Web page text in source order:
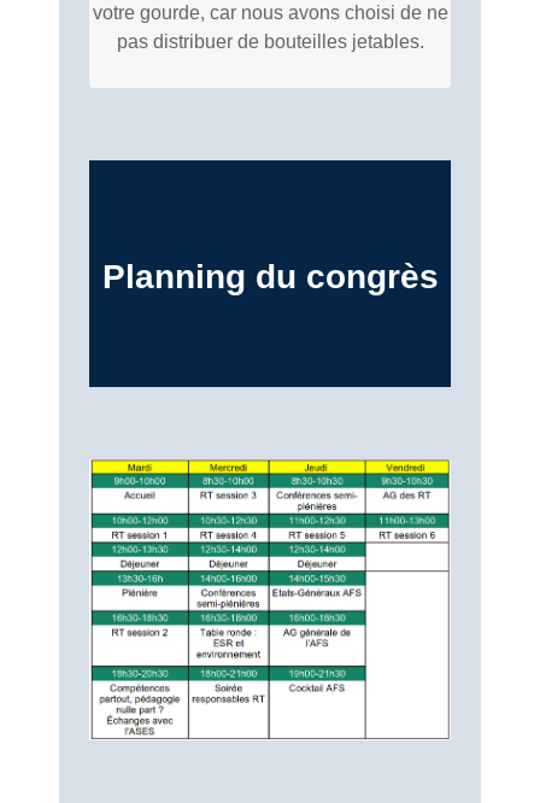
votre gourde, car nous avons choisi de ne
pas distribuer de bouteilles jetables.
Planning du congrès